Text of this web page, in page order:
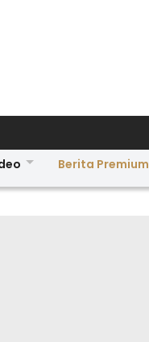
Berita Premium